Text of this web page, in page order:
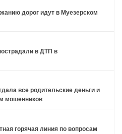
дорог идут в Муезерском
в ДТП в
все родительские деньги и
мошенников
горячая линия по вопросам